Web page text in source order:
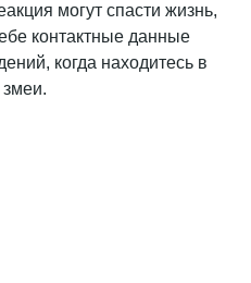
могут спасти жизнь,
контактные данные
когда находитесь в